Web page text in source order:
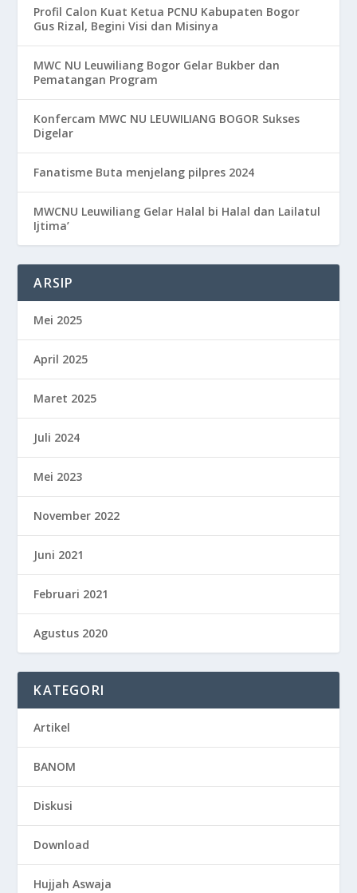
Profil Calon Kuat Ketua PCNU Kabupaten Bogor
Gus Rizal, Begini Visi dan Misinya
MWC NU Leuwiliang Bogor Gelar Bukber dan
Pematangan Program
Konfercam MWC NU LEUWILIANG BOGOR Sukses
Digelar
Fanatisme Buta menjelang pilpres 2024
MWCNU Leuwiliang Gelar Halal bi Halal dan Lailatul
Ijtima’
ARSIP
Mei 2025
April 2025
Maret 2025
Juli 2024
Mei 2023
November 2022
Juni 2021
Februari 2021
Agustus 2020
KATEGORI
Artikel
BANOM
Diskusi
Download
Hujjah Aswaja